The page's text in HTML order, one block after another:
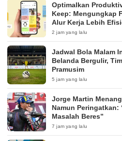
Optimalkan
Keep: Mengungkap
Alur Kerja Lebih
2 jam yang lalu
Jadwal Bola Malam
Belanda Bergulir,
Pramusim
5 jam yang lalu
Jorge Martin
Namun Peringatkan:
Masalah Beres”
7 jam yang lalu